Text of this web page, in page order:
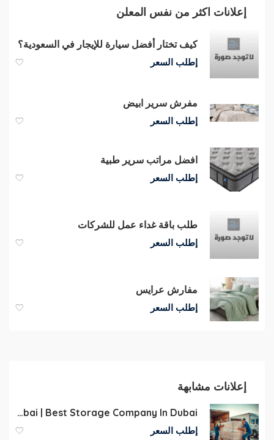
إعلانات اكثر من نفس المعلن
كيف تختار أفضل سيارة للإيجار في السعودية؟
إطلب السعر
مفرش سرير ابيض
إطلب السعر
افضل مراتب سرير طبية
إطلب السعر
طلب باقة غداء عمل للشركات
إطلب السعر
مفارش عرايس
إطلب السعر
إعلانات مشابهة
Storage Dubai | Best Storage Company In Dubai
إطلب السعر